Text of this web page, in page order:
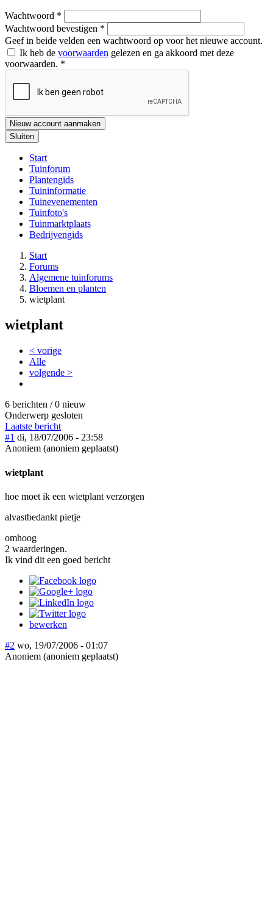
Wachtwoord *
Wachtwoord bevestigen *
Geef in beide velden een wachtwoord op voor het nieuwe account.
Ik heb de voorwaarden gelezen en ga akkoord met deze
voorwaarden. *
Nieuw account aanmaken
Sluiten
Start
Tuinforum
Plantengids
Tuininformatie
Tuinevenementen
Tuinfoto's
Tuinmarktplaats
Bedrijvengids
Start
Forums
Algemene tuinforums
Bloemen en planten
wietplant
wietplant
< vorige
Alle
volgende >
6 berichten / 0 nieuw
Onderwerp gesloten
Laatste bericht
#1 di, 18/07/2006 - 23:58
Anoniem (anoniem geplaatst)
wietplant
hoe moet ik een wietplant verzorgen
alvastbedankt pietje
omhoog
2 waarderingen.
Ik vind dit een goed bericht
bewerken
#2 wo, 19/07/2006 - 01:07
Anoniem (anoniem geplaatst)